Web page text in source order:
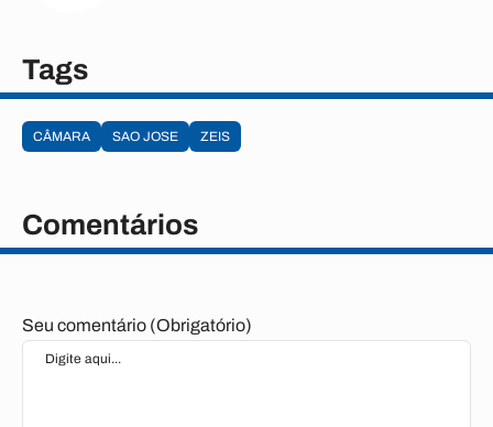
Tags
CÂMARA SAO JOSE ZEIS
Comentários
Seu comentário (Obrigatório)